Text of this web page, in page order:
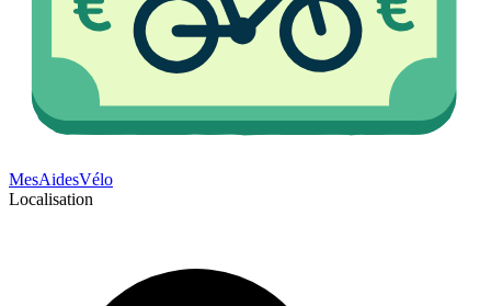
MesAidesVélo
Localisation